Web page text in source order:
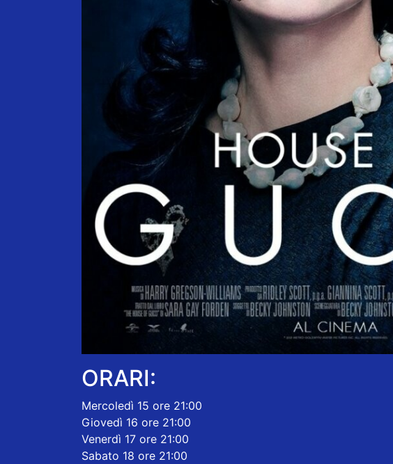
ORARI:
Mercoledì 15 ore 21:00
Giovedì 16 ore 21:00
Venerdì 17 ore 21:00
Sabato 18 ore 21:00